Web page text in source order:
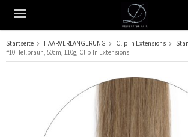
Das Produkt wurde in Ihren Warenkorb
Startseite HAARVERLÄNGERUNG Clip In Extensions
#10 Hellbraun, 50cm, 110g, Clip In Extensions